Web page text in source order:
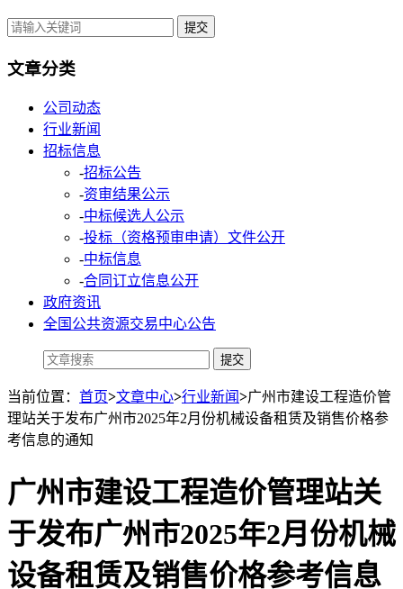
提交
文章分类
公司动态
行业新闻
招标信息
-招标公告
-资审结果公示
-中标候选人公示
-投标（资格预审申请）文件公开
-中标信息
-合同订立信息公开
政府资讯
全国公共资源交易中心公告
当前位置： 首页>文章中心>行业新闻>广州市建设工程造价管
理站关于发布广州市2025年2月份机械设备租赁及销售价格参
考信息的通知
广州市建设工程造价管理站关
于发布广州市2025年2月份机械
设备租赁及销售价格参考信息